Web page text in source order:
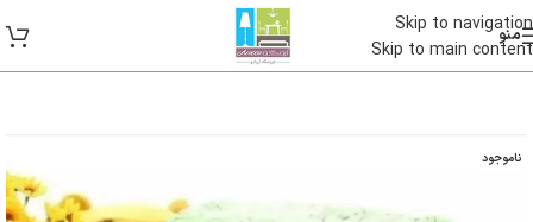
Skip to navigation
Skip to main content
منو
ناموجود